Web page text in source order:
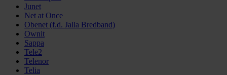
Junet
Net at Once
Obenet (f.d. Jalla Bredband)
Ownit
Sappa
Tele2
Telenor
Telia